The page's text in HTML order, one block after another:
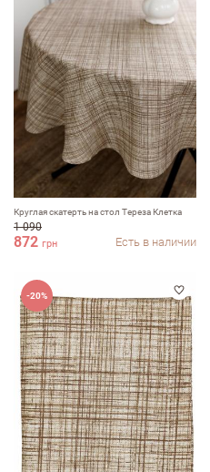
Круглая скатерть на стол Тереза Клетка
1 090
872 грн Есть в наличии
-20%